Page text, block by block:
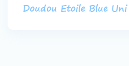
Doudou Etoile Blue Uni